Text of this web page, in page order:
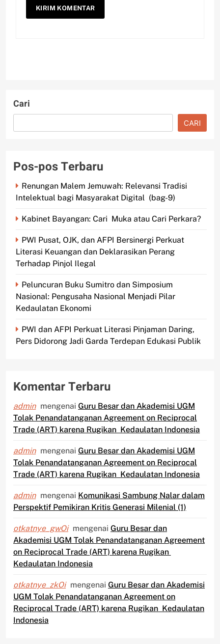
Cari
CARI
Pos-pos Terbaru
Renungan Malem Jemuwah: Relevansi Tradisi
Intelektual bagi Masyarakat Digital (bag-9)
Kabinet Bayangan: Cari Muka atau Cari Perkara?
PWI Pusat, OJK, dan AFPI Bersinergi Perkuat
Literasi Keuangan dan Deklarasikan Perang
Terhadap Pinjol Ilegal
Peluncuran Buku Sumitro dan Simposium
Nasional: Pengusaha Nasional Menjadi Pilar
Kedaulatan Ekonomi
PWI dan AFPI Perkuat Literasi Pinjaman Daring,
Pers Didorong Jadi Garda Terdepan Edukasi Publik
Komentar Terbaru
admin mengenai Guru Besar dan Akademisi UGM
Tolak Penandatanganan Agreement on Reciprocal
Trade (ART) karena Rugikan Kedaulatan Indonesia
admin mengenai Guru Besar dan Akademisi UGM
Tolak Penandatanganan Agreement on Reciprocal
Trade (ART) karena Rugikan Kedaulatan Indonesia
admin mengenai Komunikasi Sambung Nalar dalam
Perspektif Pemikiran Kritis Generasi Milenial (1)
otkatnye_gwOi mengenai Guru Besar dan
Akademisi UGM Tolak Penandatanganan Agreement
on Reciprocal Trade (ART) karena Rugikan
Kedaulatan Indonesia
otkatnye_zkOi mengenai Guru Besar dan Akademisi
UGM Tolak Penandatanganan Agreement on
Reciprocal Trade (ART) karena Rugikan Kedaulatan
Indonesia